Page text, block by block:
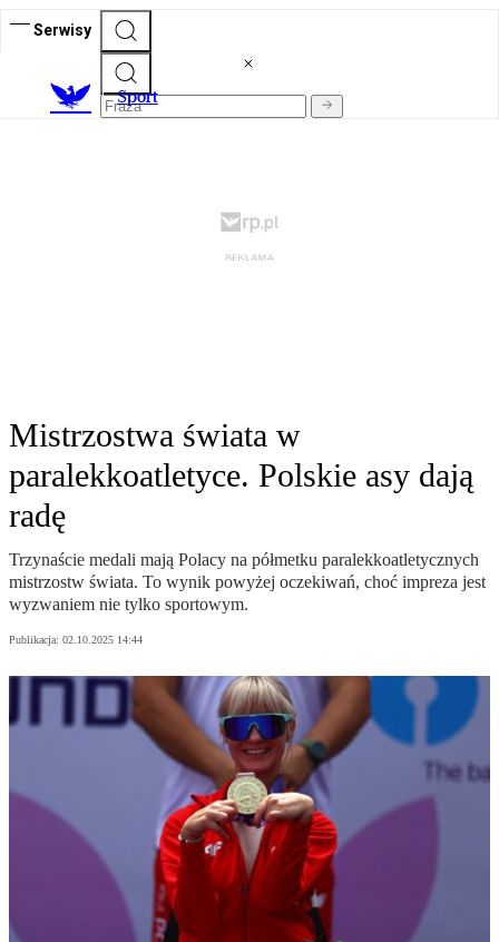
Serwisy
Sport
Mistrzostwa świata w
paralekkoatletyce. Polskie asy dają
radę
Trzynaście medali mają Polacy na półmetku paralekkoatletycznych
mistrzostw świata. To wynik powyżej oczekiwań, choć impreza jest
wyzwaniem nie tylko sportowym.
Publikacja: 02.10.2025 14:44